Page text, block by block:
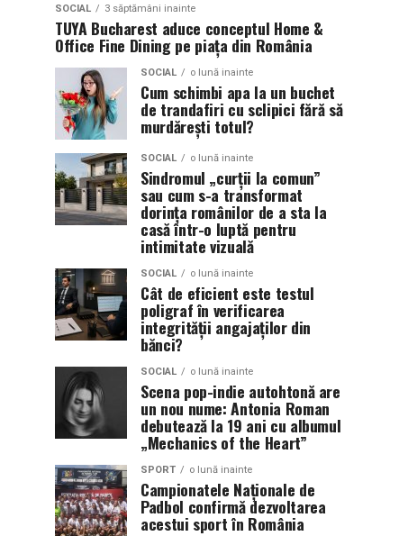
SOCIAL 3 săptămâni inainte
TUYA Bucharest aduce conceptul Home &
Office Fine Dining pe piața din România
SOCIAL o lună inainte
Cum schimbi apa la un buchet
de trandafiri cu sclipici fără să
murdărești totul?
SOCIAL o lună inainte
Sindromul „curții la comun”
sau cum s-a transformat
dorința românilor de a sta la
casă într-o luptă pentru
intimitate vizuală
SOCIAL o lună inainte
Cât de eficient este testul
poligraf în verificarea
integrității angajaților din
bănci?
SOCIAL o lună inainte
Scena pop-indie autohtonă are
un nou nume: Antonia Roman
debutează la 19 ani cu albumul
„Mechanics of the Heart”
SPORT o lună inainte
Campionatele Naționale de
Padbol confirmă dezvoltarea
acestui sport în România